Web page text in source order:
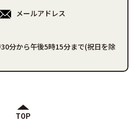
メールアドレス
分から午後5時15分まで(祝日を除
TOP